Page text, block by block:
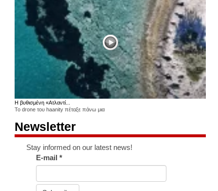
Η βυθισμένη «Ατλαντί...
Το drone του haanity πέταξε πάνω μια
Newsletter
Stay informed on our latest news!
E-mail*